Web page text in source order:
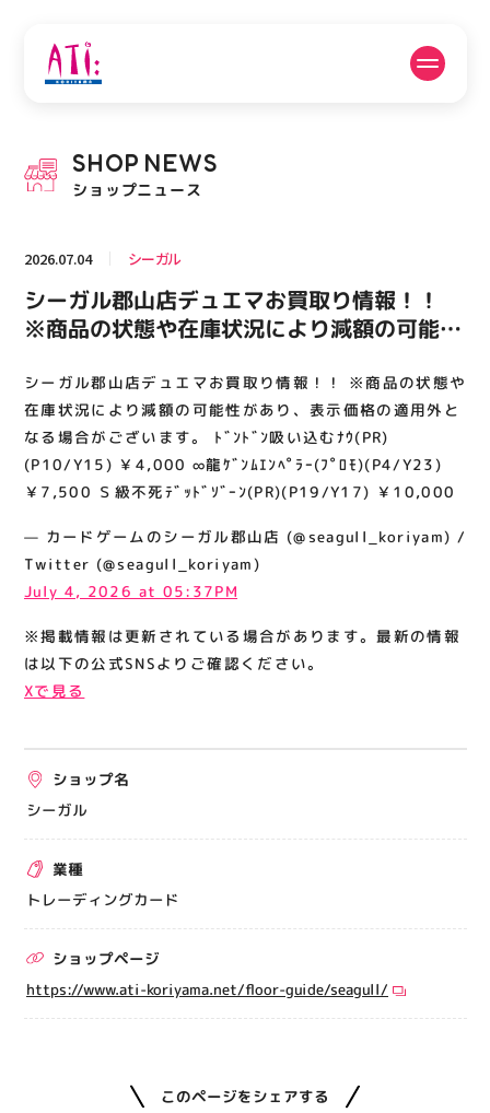
PICK UP NEWS
ピックアップニュース
フロアガイド 営業時間
ACCESS
アクセス・駐車場
RECRUIT
スタッフ募集
関連情報
お知らせ
お問い合わせ
サイトポリシー
運営会社
出店をご検討の方へ
催事出店募集
アティビジョンについて
SHOP NEWS
ショップニュース
2026.07.04 シーガル
シーガル郡山店デュエマお買取り情報！！
※商品の状態や在庫状況により減額の可能性
います。 ﾄﾞﾝﾄﾞﾝ吸い込むﾅｳ(PR)(P10/Y15)
￥4,000 ∞龍ｹﾞﾝﾑｴﾝﾍﾟﾗｰ(ﾌﾟﾛﾓ)(P4/Y23)
￥7,500 Ｓ級不死ﾃﾞｯﾄﾞｿﾞｰﾝ(PR)(P19/Y17)
￥10,000
シーガル郡山店デュエマお買取り情報！！ ※商品の状態や
在庫状況により減額の可能性があり、表示価格の適用外と
なる場合がございます。 ﾄﾞﾝﾄﾞﾝ吸い込むﾅｳ(PR)
(P10/Y15) ￥4,000 ∞龍ｹﾞﾝﾑｴﾝﾍﾟﾗｰ(ﾌﾟﾛﾓ)(P4/Y23)
￥7,500 Ｓ級不死ﾃﾞｯﾄﾞｿﾞｰﾝ(PR)(P19/Y17) ￥10,000
— カードゲームのシーガル郡山店 (@seagull_koriyam) /
Twitter (@seagull_koriyam)
July 4, 2026 at 05:37PM
※掲載情報は更新されている場合があります。最新の情報
は以下の公式SNSよりご確認ください。
Xで見る
ショップ名
シーガル
業種
トレーディングカード
ショップページ
https://www.ati-koriyama.net/floor-guide/seagull/
このページをシェアする